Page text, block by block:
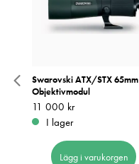
Swarovski ATX/STX 65mm
Objektivmodul
Pris:11 000 kr
11 000 kr
I lager
Lägg i varukorgen